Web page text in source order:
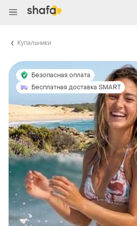
Купальники
Безопасная оплата
Бесплатная доставка SMART